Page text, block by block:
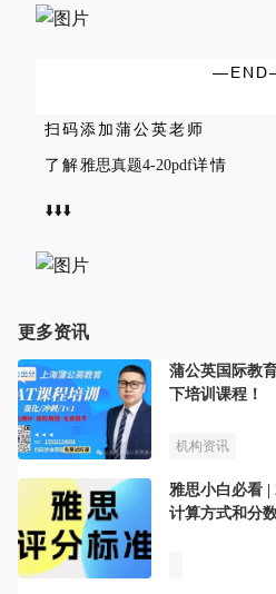
扫码添加蒲公英老师
了解 雅思真题4-20pdf详情
⬇️⬇️⬇️
更多资讯
蒲公英国际教
下培训课程！
机构资讯
雅思小白必看 |
计算方式和分